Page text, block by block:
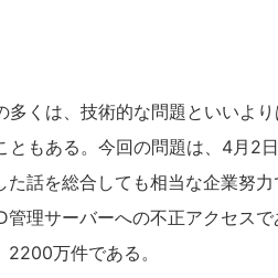
多くは、技術的な問題といいよ
ともある。今回の問題は、4月2
話を総合しても相当な企業努
理サーバーへの不正アクセス
万件である。